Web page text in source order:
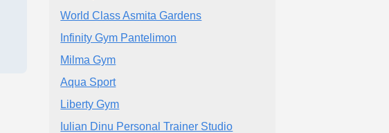
World Class Asmita Gardens
Infinity Gym Pantelimon
Milma Gym
Aqua Sport
Liberty Gym
Iulian Dinu Personal Trainer Studio